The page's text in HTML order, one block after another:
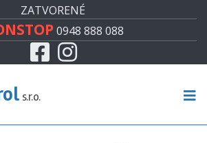
ZATVORENÉ
0948 888 088
FacebookInstagram
s.r.o.
TECHNICKÁ KONTROLA
EMISNÁ KONTROLA